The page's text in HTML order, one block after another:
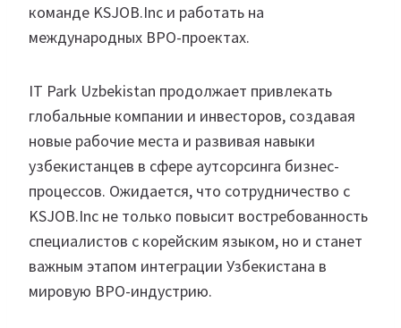
команде KSJOB.Inc и работать на
международных BPO-проектах.
IT Park Uzbekistan продолжает привлекать
глобальные компании и инвесторов, создавая
новые рабочие места и развивая навыки
узбекистанцев в сфере аутсорсинга бизнес-
процессов. Ожидается, что сотрудничество с
KSJOB.Inc не только повысит востребованность
специалистов с корейским языком, но и станет
важным этапом интеграции Узбекистана в
мировую BPO-индустрию.